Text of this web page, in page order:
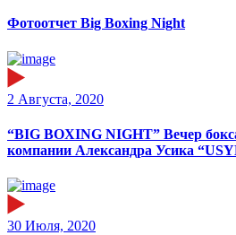
Фотоотчет Big Boxing Night
2 Августа, 2020
“BIG BOXING NIGHT” Вечер
компании Александра Усика
30 Июля, 2020